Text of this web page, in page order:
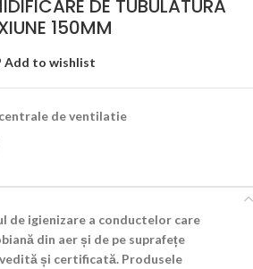
DE TUBULATURA
150MM
Add to wishlist
de ventilatie
de igienizare a conductelor care
din aer și de pe suprafețe
și certificată. Produsele